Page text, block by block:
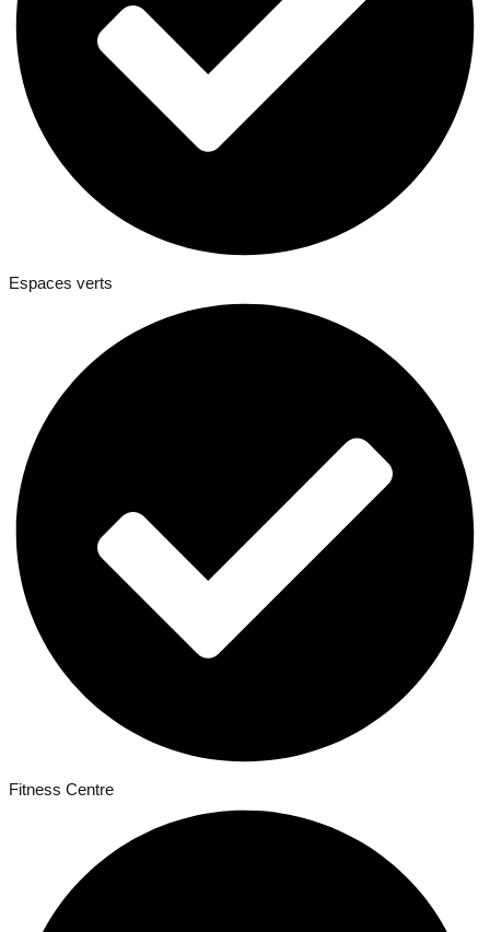
Espaces verts
Fitness Centre